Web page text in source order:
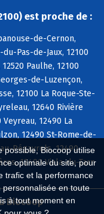
possible, Biocoop utilise
optimale du site, pour
trafic et la performance
en toute
à tout moment en
est proche de :
de-Cernon,
Pas-de-Jaux, 12100
Paulhe, 12100
de-Luzençon,
12100 La Roque-Ste-
12640 Rivière
12490 La
12490 St-Rome-de-
Pégayrols, 12490
12490 Viala-du-Tarn
Biocoop